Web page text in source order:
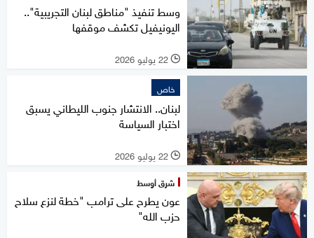
وسط تنفيذ "مناطق لبنان التجريبية"..
اليونيفيل تكشف موقفها
l 22 يوليو 2026
خاص
لبنان.. الانتشار جنوب الليطاني يسبق
اختبار السياسة
l 22 يوليو 2026
شرق أوسط
عون يطرح على ترامب "خطة لنزع سلاح
حزب الله"